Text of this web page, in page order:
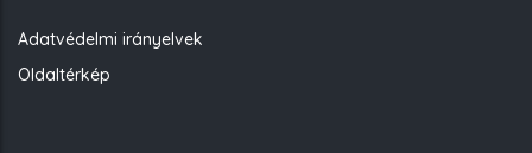
Adatvédelmi irányelvek
Oldaltérkép